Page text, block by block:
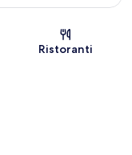
Ristoranti